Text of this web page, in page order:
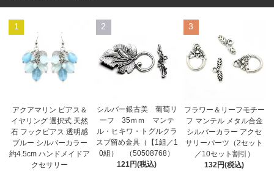
1
アクアマリン ピアス＆
イヤリング 選択式 天然
石 フックピアス 透明感
ブルー シルバーカラー
約4.5cm ハンドメイドア
クセサリー
2
シルバー銀古美 葡萄リ
ーフ 35ｍｍ マンテ
ル・ヒキワ・トグルクラ
スプ留め金具（【1組／1
0組） （50508768）
121円(税込)
3
フラワー＆リーフモチー
フ マンテル メタル合金
シルバーカラー アクセ
サリーパーツ（2セット
／10セット割引）
132円(税込)